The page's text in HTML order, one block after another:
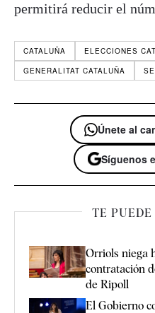
permitirá reducir el
CATALUÑA
ELECCIONES
GENERALITAT CATALUÑA
Únete al
Síguenos
TE
Orriols niega
contratación
de Ripoll
El Gobierno